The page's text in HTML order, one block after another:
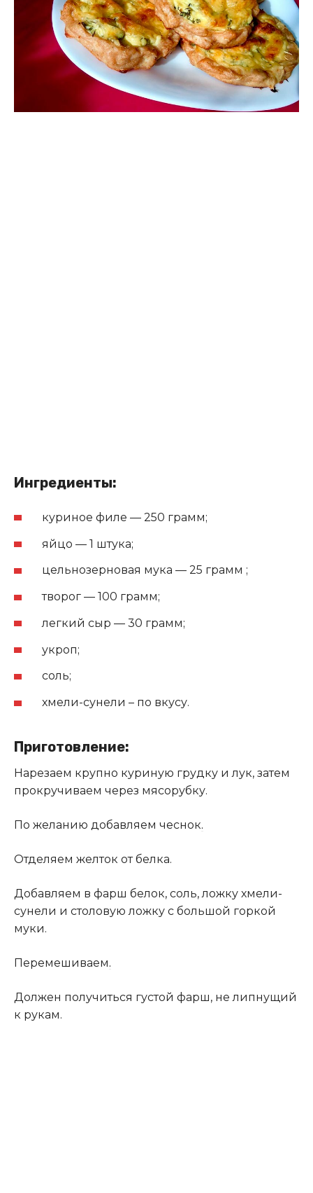
Ингредиенты:
куриное филе — 250 грамм;
яйцо — 1 штука;
цельнозерновая мука — 25 грамм ;
творог — 100 грамм;
легкий сыр — 30 грамм;
укроп;
соль;
хмели-сунели – по вкусу.
Приготовление:
Нарезаем крупно куриную грудку и лук, затем
прокручиваем через мясорубку.
По желанию добавляем чеснок.
Отделяем желток от белка.
Добавляем в фарш белок, соль, ложку хмели-
сунели и столовую ложку с большой горкой
муки.
Перемешиваем.
Должен получиться густой фарш, не липнущий
к рукам.